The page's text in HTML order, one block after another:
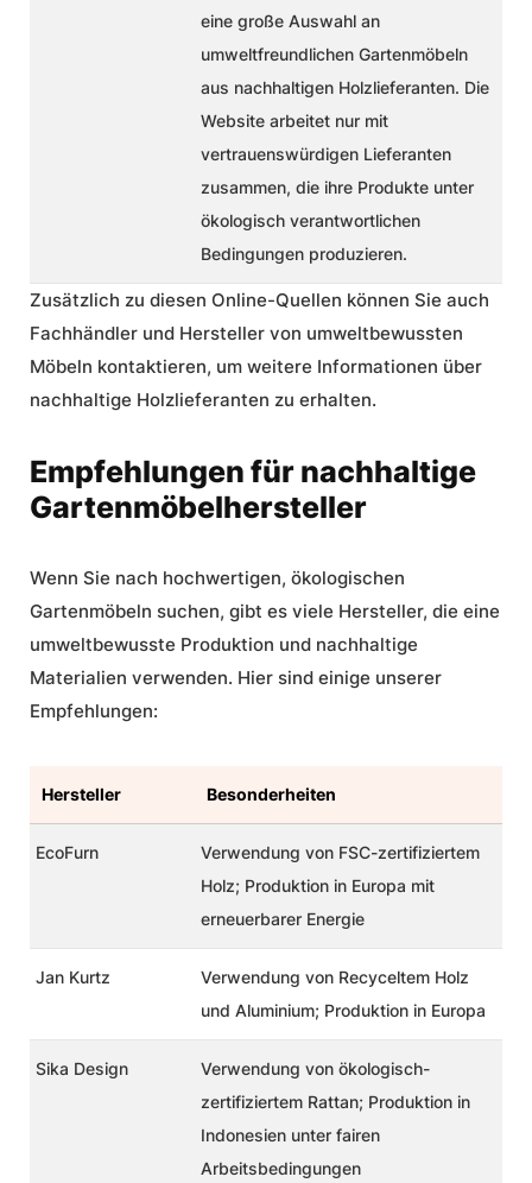
eine große Auswahl an
umweltfreundlichen Gartenmöbeln
aus nachhaltigen Holzlieferanten. Die
Website arbeitet nur mit
vertrauenswürdigen Lieferanten
zusammen, die ihre Produkte unter
ökologisch verantwortlichen
Bedingungen produzieren.
Zusätzlich zu diesen Online-Quellen können Sie auch
Fachhändler und Hersteller von umweltbewussten
Möbeln kontaktieren, um weitere Informationen über
nachhaltige Holzlieferanten zu erhalten.
Empfehlungen für nachhaltige
Gartenmöbelhersteller
Wenn Sie nach hochwertigen, ökologischen
Gartenmöbeln suchen, gibt es viele Hersteller, die eine
umweltbewusste Produktion und nachhaltige
Materialien verwenden. Hier sind einige unserer
Empfehlungen:
Hersteller Besonderheiten
EcoFurn
Verwendung von FSC-zertifiziertem
Holz; Produktion in Europa mit
erneuerbarer Energie
Jan Kurtz
Verwendung von Recyceltem Holz
und Aluminium; Produktion in Europa
Sika Design
Verwendung von ökologisch-
zertifiziertem Rattan; Produktion in
Indonesien unter fairen
Arbeitsbedingungen